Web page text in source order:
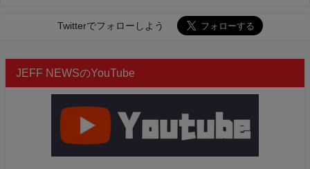
Twitterでフォローしよう
JEFF NEWSのYouTube